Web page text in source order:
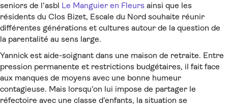
seniors de l’asbl Le Manguier en Fleurs ainsi que les
résidents du Clos Bizet, Escale du Nord souhaite réunir
différentes générations et cultures autour de la question de
la parentalité au sens large.
Yannick est aide-soignant dans une maison de retraite. Entre
pression permanente et restrictions budgétaires, il fait face
aux manques de moyens avec une bonne humeur
contagieuse. Mais lorsqu’on lui impose de partager le
réfectoire avec une classe d’enfants, la situation se